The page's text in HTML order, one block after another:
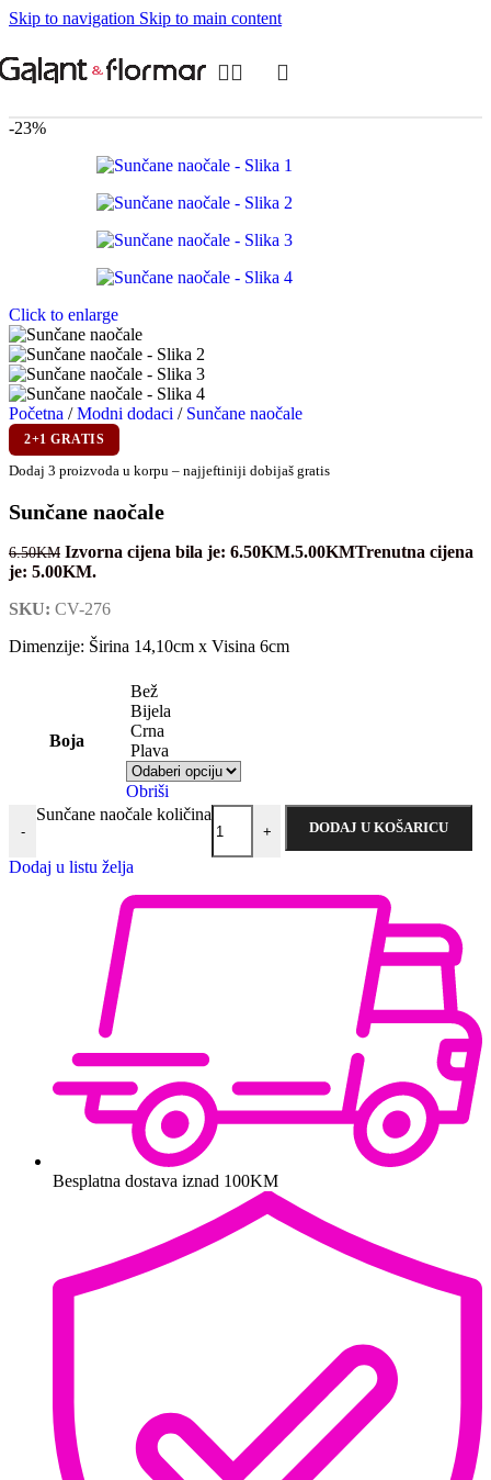
Skip to navigation Skip to main content
-23%
Click to enlarge
Početna / Modni dodaci / Sunčane naočale
2+1 GRATIS
Dodaj 3 proizvoda u korpu – najjeftiniji dobijaš gratis
Sunčane naočale
6.50KM Izvorna cijena bila je: 6.50KM.5.00KMTrenutna cijena
je: 5.00KM.
SKU: CV-276
Dimenzije: Širina 14,10cm x Visina 6cm
Boja
Bež
Bijela
Crna
Plava
Obriši
-
Sunčane naočale količina
+ DODAJ U KOŠARICU
Dodaj u listu želja
Besplatna dostava iznad 100KM